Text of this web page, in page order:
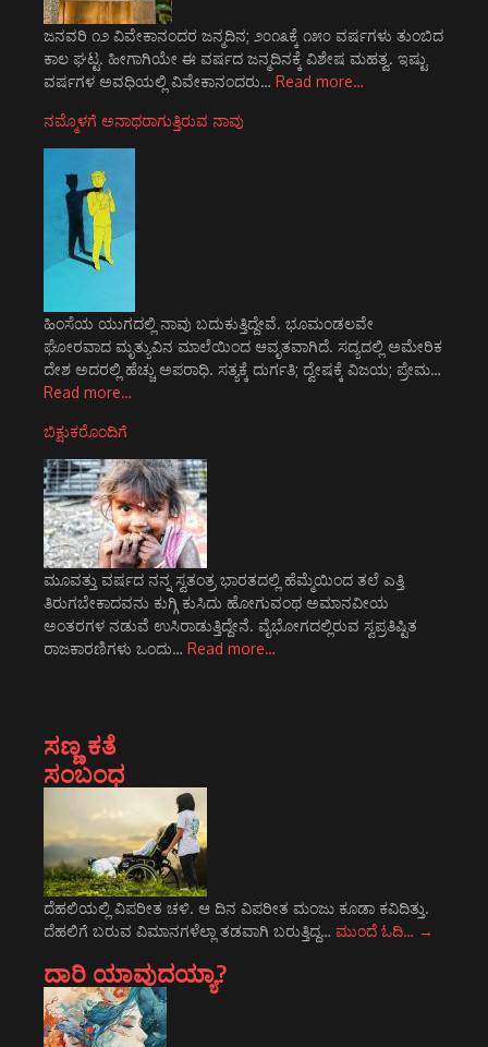
ಜನವರಿ ೧೨ ವಿವೇಕಾನಂದರ ಜನ್ಮದಿನ; ೨೦೧೩ಕ್ಕೆ ೧೫೦ ವರ್ಷಗಳು ತುಂಬಿದ
ಕಾಲ ಘಟ್ಟ. ಹೀಗಾಗಿಯೇ ಈ ವರ್ಷದ ಜನ್ಮದಿನಕ್ಕೆ ವಿಶೇಷ ಮಹತ್ವ. ಇಷ್ಟು
ವರ್ಷಗಳ ಅವಧಿಯಲ್ಲಿ ವಿವೇಕಾನಂದರು… Read more…
ನಮ್ಮೊಳಗೆ ಅನಾಥರಾಗುತ್ತಿರುವ ನಾವು
ಹಿಂಸೆಯ ಯುಗದಲ್ಲಿ ನಾವು ಬದುಕುತ್ತಿದ್ದೇವೆ. ಭೂಮಂಡಲವೇ
ಘೋರವಾದ ಮೃತ್ಯುವಿನ ಮಾಲೆಯಿಂದ ಆವೃತವಾಗಿದೆ. ಸದ್ಯದಲ್ಲಿ ಅಮೇರಿಕ
ದೇಶ ಅದರಲ್ಲಿ ಹೆಚ್ಚು ಅಪರಾಧಿ. ಸತ್ಯಕ್ಕೆ ದುರ್ಗತಿ; ದ್ವೇಷಕ್ಕೆ ವಿಜಯ; ಪ್ರೇಮ…
Read more…
ಬಿಕ್ಷುಕರೊಂದಿಗೆ
ಮೂವತ್ತು ವರ್ಷದ ನನ್ನ ಸ್ವತಂತ್ರ ಭಾರತದಲ್ಲಿ ಹೆಮ್ಮೆಯಿಂದ ತಲೆ ಎತ್ತಿ
ತಿರುಗಬೇಕಾದವನು ಕುಗ್ಗಿ ಕುಸಿದು ಹೋಗುವಂಥ ಅಮಾನವೀಯ
ಅಂತರಗಳ ನಡುವೆ ಉಸಿರಾಡುತ್ತಿದ್ದೇನೆ. ವೈಭೋಗದಲ್ಲಿರುವ ಸ್ವಪ್ರತಿಷ್ಟಿತ
ರಾಜಕಾರಣಿಗಳು ಒಂದು… Read more…
ಸಣ್ಣ ಕತೆ
ಸಂಬಂಧ
ದೆಹಲಿಯಲ್ಲಿ ವಿಪರೀತ ಚಳಿ. ಆ ದಿನ ವಿಪರೀತ ಮಂಜು ಕೂಡಾ ಕವಿದಿತ್ತು.
ದೆಹಲಿಗೆ ಬರುವ ವಿಮಾನಗಳೆಲ್ಲಾ ತಡವಾಗಿ ಬರುತ್ತಿದ್ದ… ಮುಂದೆ ಓದಿ… →
ದಾರಿ ಯಾವುದಯ್ಯಾ?